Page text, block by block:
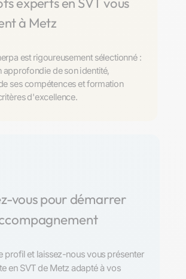
à Metz
est rigoureusement sélectionné :
approfondie de son identité,
ses compétences et formation
d'excellence.
vous pour démarrer
profil et laissez-nous vous présenter
en SVT de Metz adapté à vos